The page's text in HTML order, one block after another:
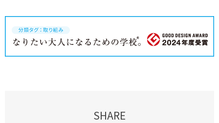
SHARE